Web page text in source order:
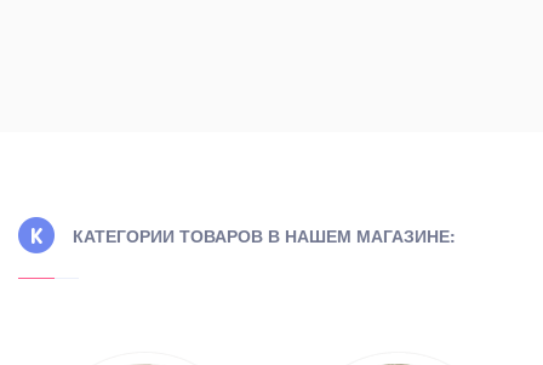
КАТЕГОРИИ ТОВАРОВ В НАШЕМ МАГАЗИНЕ: